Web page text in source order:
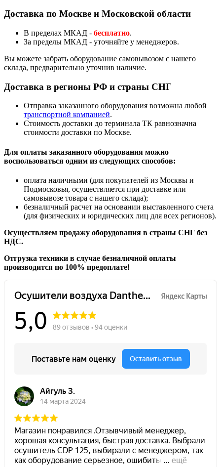
Доставка по Москве и Московской области
В пределах МКАД - бесплатно.
За пределы МКАД - уточняйте у менеджеров.
Вы можете забрать оборудование самовывозом с нашего
склада, предварительно уточнив наличие.
Доставка в регионы РФ и страны СНГ
Отправка заказанного оборудования возможна любой
транспортной компанией.
Стоимость доставки до терминала ТК равнозначна
стоимости доставки по Москве.
Для оплаты заказанного оборудования можно
воспользоваться одним из следующих способов:
оплата наличными (для покупателей из Москвы и
Подмосковья, осуществляется при доставке или
самовывозе товара с нашего склада);
безналичный расчет на основании выставленного счета
(для физических и юридических лиц для всех регионов).
Осуществляем продажу оборудования в страны СНГ без
НДС.
Отгрузка техники в случае безналичной оплаты
производится по 100% предоплате!